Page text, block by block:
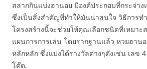
สลากกินแบ่งฮานอย มีองค์ประกอบที่กระจ่า
ซึ่งเป็นสิ่งสำคัญที่ทำให้มันน่าสนใจ วิธีการท
โครงสร้างนี้จะช่วยให้คุณเลือกชนิดที่เหมาะ
แผนการการเล่น โดยรากฐานแล้ว หวยฮาน
หลักหลัก ซึ่งแบ่งได้รางวัลต่างๆดังเช่น เลข
โต๊ด,